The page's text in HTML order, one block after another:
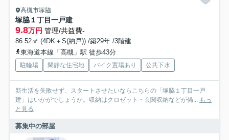
高槻市塚脇
塚脇１丁目一戸建
9.8万円 管理/共益費-
86.52㎡ (4DK＋S(納戸)) /築29年 /3階建
東海道本線「高槻」駅 徒歩43分
駐輪場 閑静な住宅地 バイク置場あり 公共下水
新生活を失敗せず、スタートさせたいならこちらの「塚脇１丁目一戸
建」はいかがでしょうか。収納はクロゼット・玄関収納などが備... もっ
と見る
募集中の部屋